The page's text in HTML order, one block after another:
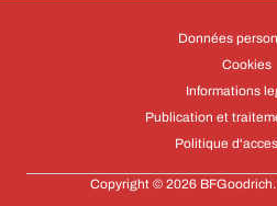
Données
Cookies
Informations
Publication et
Politique
Copyright © 2026